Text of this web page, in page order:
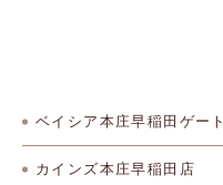
ベイシア本庄早稲田ゲート
カインズ本庄早稲田店